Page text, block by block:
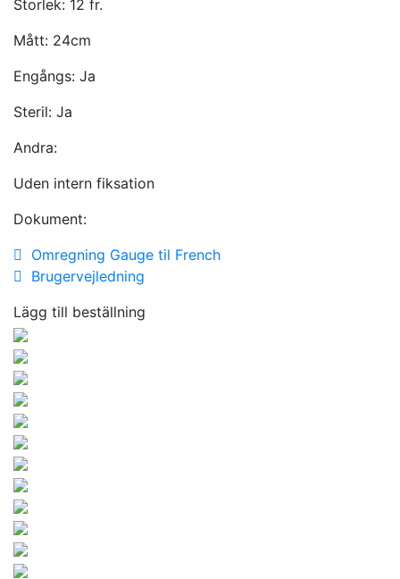
Storlek: 12 fr.
Mått: 24cm
Engångs: Ja
Steril: Ja
Andra:
Uden intern fiksation
Dokument:
Omregning Gauge til French
Brugervejledning
Lägg till beställning